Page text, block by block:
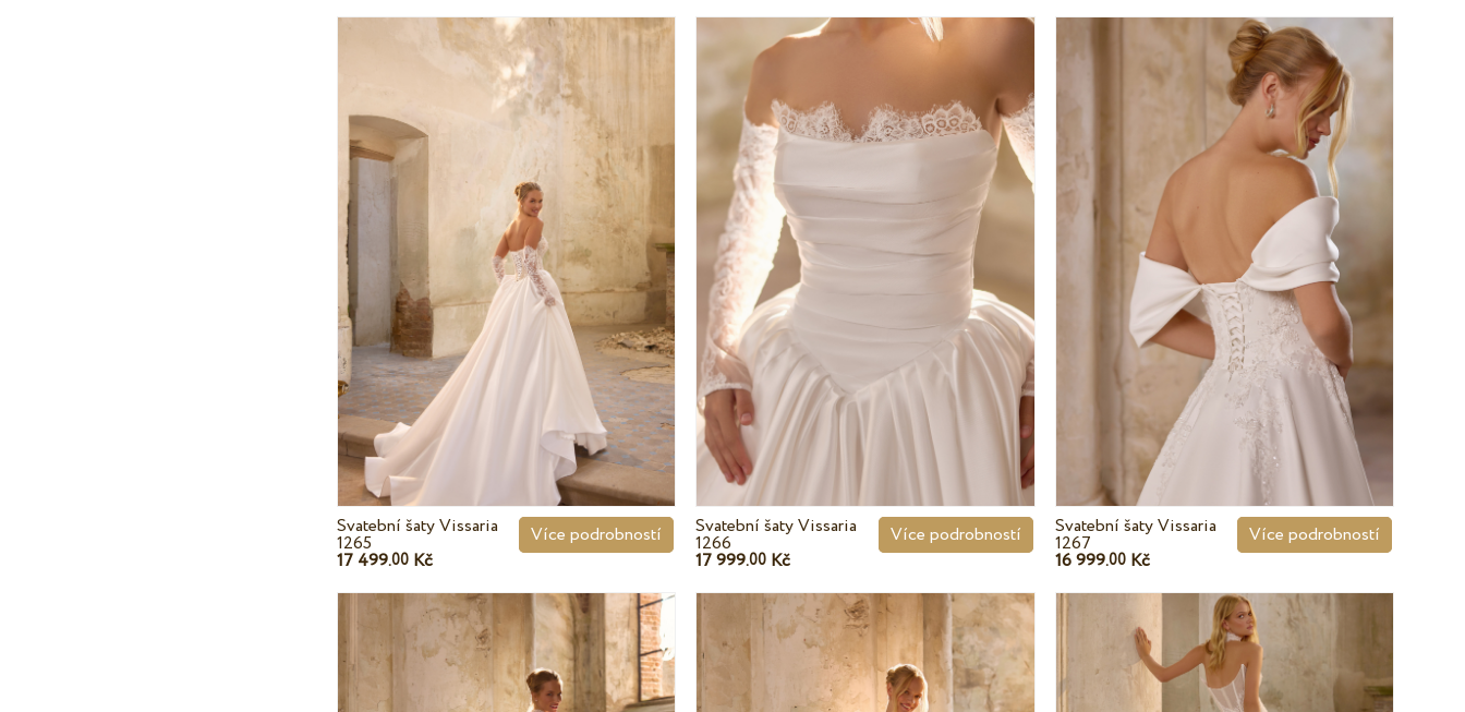
Svatební šaty Vissaria
1265
17 499.00 Kč
Více podrobností Svatební šaty Vissaria
1266
17 999.00 Kč
Více podrobností Svatební šaty Vissaria
1267
16 999.00Kč
Více podrobností